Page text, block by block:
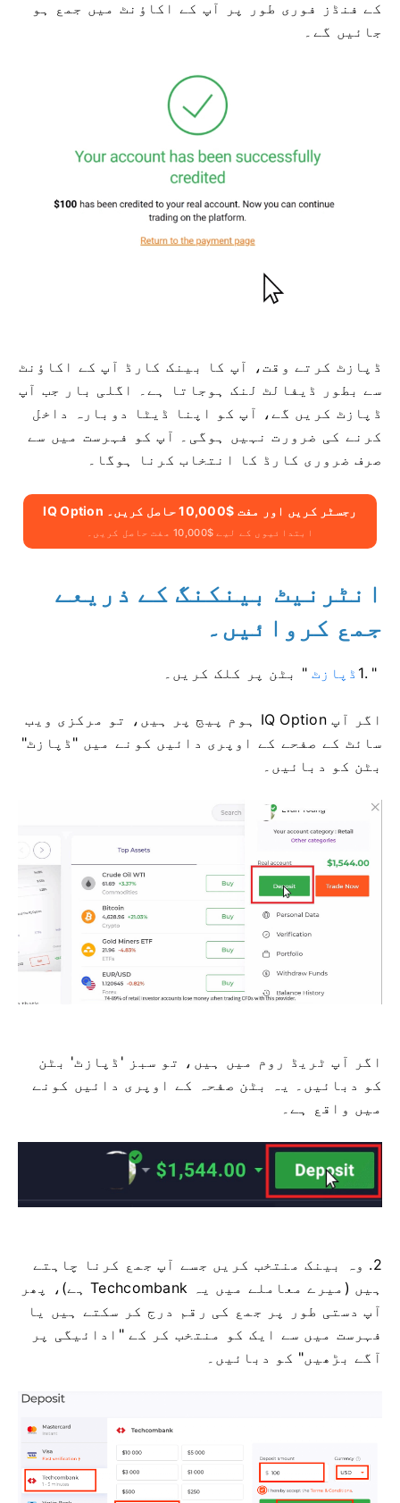
کے فنڈز فوری طور پر آپ کے اکاؤنٹ میں جمع ہو
جائیں گے۔
ڈپازٹ کرتے وقت، آپ کا بینک کارڈ آپ کے اکاؤنٹ
سے بطور ڈیفالٹ لنک ہوجاتا ہے۔ اگلی بار جب آپ
ڈپازٹ کریں گے، آپ کو اپنا ڈیٹا دوبارہ داخل
کرنے کی ضرورت نہیں ہوگی۔ آپ کو فہرست میں سے
صرف ضروری کارڈ کا انتخاب کرنا ہوگا۔
IQ Option رجسٹر کریں اور مفت $10,000 حاصل کریں۔
ابتدائیوں کے لیے $10,000 مفت حاصل کریں۔
انٹرنیٹ بینکنگ کے ذریعے
جمع کروائیں۔
1. " ڈپازٹ" بٹن پر کلک کریں۔
اگر آپ IQ Option ہوم پیج پر ہیں، تو مرکزی ویب
سائٹ کے صفحے کے اوپری دائیں کونے میں "ڈپازٹ"
بٹن کو دبائیں۔
اگر آپ ٹریڈ روم میں ہیں، تو سبز 'ڈپازٹ' بٹن
کو دبائیں۔ یہ بٹن صفحہ کے اوپری دائیں کونے
میں واقع ہے۔
2. وہ بینک منتخب کریں جسے آپ جمع کرنا چاہتے
ہیں (میرے معاملے میں یہ Techcombank ہے)، پھر
آپ دستی طور پر جمع کی رقم درج کر سکتے ہیں یا
فہرست میں سے ایک کو منتخب کر کے "ادائیگی پر
آگے بڑھیں" کو دبائیں۔